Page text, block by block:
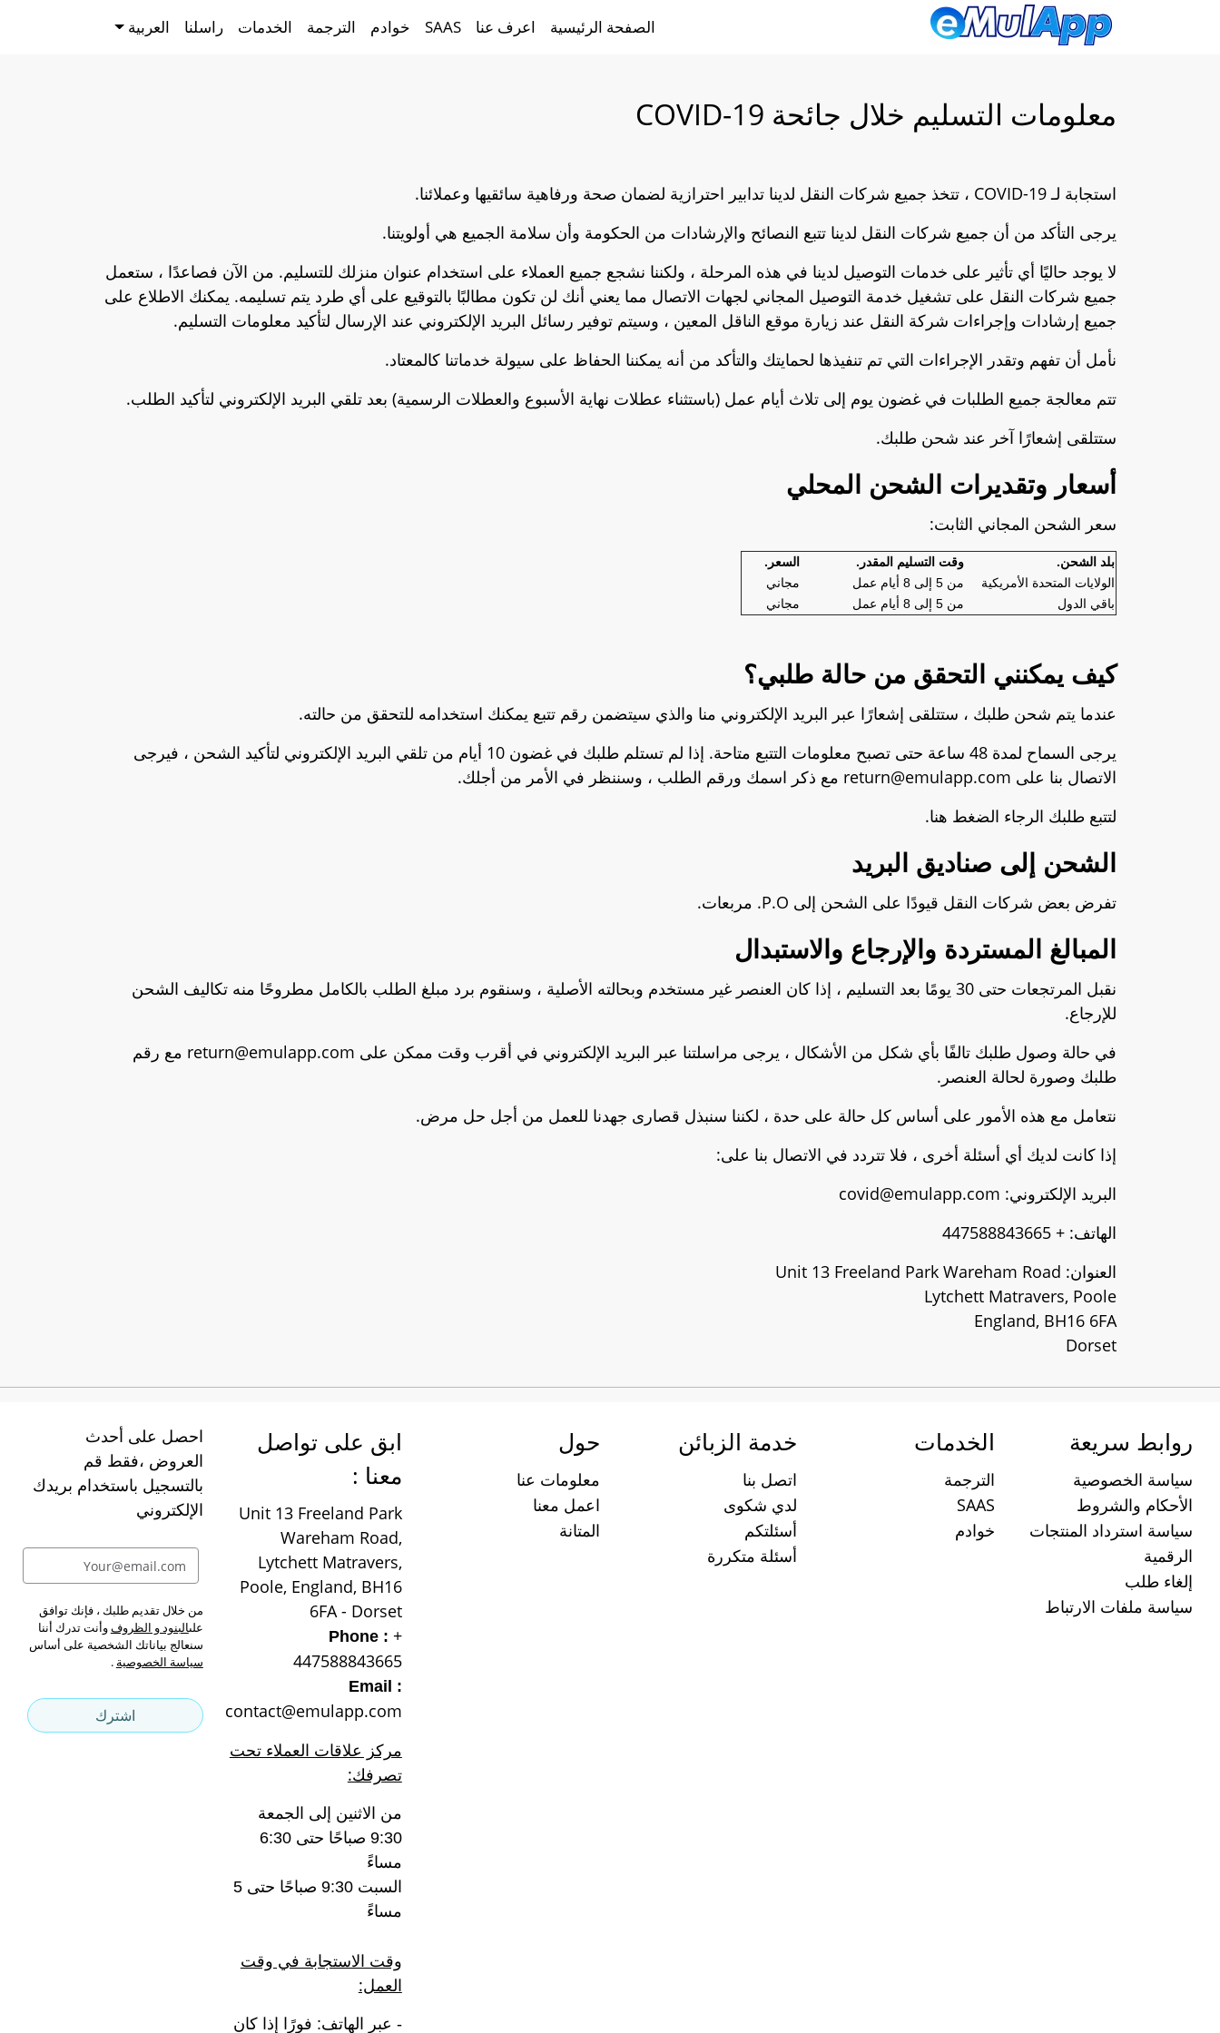
الصفحة الرئيسية اعرف عنا SAAS خوادم الترجمة الخدمات راسلنا العربية
معلومات التسليم خلال جائحة COVID-19
استجابة لـ COVID-19 ، تتخذ جميع شركات النقل لدينا تدابير احترازية لضمان صحة ورفاهية سائقيها وعملائنا.
يرجى التأكد من أن جميع شركات النقل لدينا تتبع النصائح والإرشادات من الحكومة وأن سلامة الجميع هي أولويتنا.
لا يوجد حاليًا أي تأثير على خدمات التوصيل لدينا في هذه المرحلة ، ولكننا نشجع جميع العملاء على استخدام عنوان منزلك للتسليم. من الآن فصاعدًا ، ستعمل
جميع شركات النقل على تشغيل خدمة التوصيل المجاني لجهات الاتصال مما يعني أنك لن تكون مطالبًا بالتوقيع على أي طرد يتم تسليمه. يمكنك الاطلاع على
جميع إرشادات وإجراءات شركة النقل عند زيارة موقع الناقل المعين ، وسيتم توفير رسائل البريد الإلكتروني عند الإرسال لتأكيد معلومات التسليم.
نأمل أن تفهم وتقدر الإجراءات التي تم تنفيذها لحمايتك والتأكد من أنه يمكننا الحفاظ على سيولة خدماتنا كالمعتاد.
تتم معالجة جميع الطلبات في غضون يوم إلى تلاث أيام عمل (باستثناء عطلات نهاية الأسبوع والعطلات الرسمية) بعد تلقي البريد الإلكتروني لتأكيد الطلب.
ستتلقى إشعارًا آخر عند شحن طلبك.
أسعار وتقديرات الشحن المحلي
سعر الشحن المجاني الثابت:
بلد الشحن. وقت التسليم المقدر.
السعر.
الولايات المتحدة الأمريكية
من 5 إلى 8 أيام عمل
مجاني
باقي الدول
من 5 إلى 8 أيام عمل مجاني
كيف يمكنني التحقق من حالة طلبي؟
عندما يتم شحن طلبك ، ستتلقى إشعارًا عبر البريد الإلكتروني منا والذي سيتضمن رقم تتبع يمكنك استخدامه للتحقق من حالته.
يرجى السماح لمدة 48 ساعة حتى تصبح معلومات التتبع متاحة. إذا لم تستلم طلبك في غضون 10 أيام من تلقي البريد الإلكتروني لتأكيد الشحن ، فيرجى
الاتصال بنا على return@emulapp.com مع ذكر اسمك ورقم الطلب ، وسننظر في الأمر من أجلك.
لتتبع طلبك الرجاء الضغط هنا.
الشحن إلى صناديق البريد
تفرض بعض شركات النقل قيودًا على الشحن إلى P.O. مربعات.
المبالغ المستردة والإرجاع والاستبدال
نقبل المرتجعات حتى 30 يومًا بعد التسليم ، إذا كان العنصر غير مستخدم وبحالته الأصلية ، وسنقوم برد مبلغ الطلب بالكامل مطروحًا منه تكاليف الشحن
للإرجاع.
في حالة وصول طلبك تالفًا بأي شكل من الأشكال ، يرجى مراسلتنا عبر البريد الإلكتروني في أقرب وقت ممكن على return@emulapp.com مع رقم
طلبك وصورة لحالة العنصر.
نتعامل مع هذه الأمور على أساس كل حالة على حدة ، لكننا سنبذل قصارى جهدنا للعمل من أجل حل مرض.
إذا كانت لديك أي أسئلة أخرى ، فلا تتردد في الاتصال بنا على:
البريد الإلكتروني: covid@emulapp.com
الهاتف: + 447588843665
العنوان: Unit 13 Freeland Park Wareham Road
Lytchett Matravers, Poole
England, BH16 6FA
Dorset
روابط سريعة
سياسة الخصوصية
الأحكام والشروط
سياسة استرداد المنتجات
الرقمية
إلغاء طلب
سياسة ملفات الارتباط
الخدمات
الترجمة
SAAS
خوادم
خدمة الزبائن
اتصل بنا
لدي شكوى
أسئلتكم
أسئلة متكررة
حول
معلومات عنا
اعمل معنا
المتانة
ابق على تواصل
معنا :
Unit 13 Freeland Park
Wareham Road,
Lytchett Matravers,
Poole, England, BH16
6FA - Dorset
Phone : +
447588843665
Email :
contact@emulapp.com
مركز علاقات العملاء تحت
تصرفك:
من الاثنين إلى الجمعة
9:30 صباحًا حتى 6:30
مساءً
السبت 9:30 صباحًا حتى 5
مساءً
وقت الاستجابة في وقت
العمل:
- عبر الهاتف: فورًا إذا كان
احصل على أحدث
العروض ،فقط قم
بالتسجيل باستخدام بريدك
الإلكتروني
من خلال تقديم طلبك ، فإنك توافق
علىالبنود و الظروفوأنت تدرك أننا
سنعالج بياناتك الشخصية على أساس
سياسة الخصوصية .
اشترك